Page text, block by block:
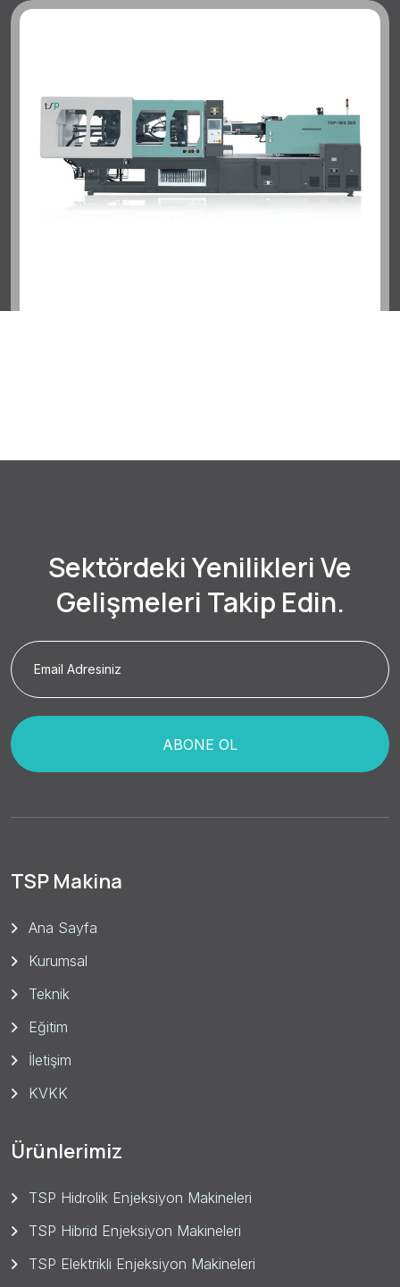
Sektördeki Yenilikleri Ve
Gelişmeleri Takip Edin.
ABONE OL
TSP Makina
Ana Sayfa
Kurumsal
Teknik
Eğitim
İletişim
KVKK
Ürünlerimiz
TSP Hidrolik Enjeksiyon Makineleri
TSP Hibrid Enjeksiyon Makineleri
TSP Elektrikli Enjeksiyon Makineleri